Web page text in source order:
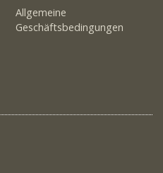
Allgemeine
Geschäftsbedingungen